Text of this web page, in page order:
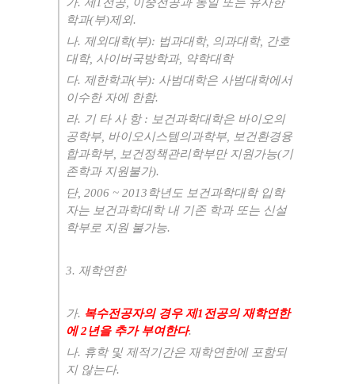
가. 제1전공, 이중전공과 동일 또는 유사한
학과(부)제외.
나. 제외대학(부): 법과대학, 의과대학, 간호
대학, 사이버국방학과, 약학대학
다. 제한학과(부): 사범대학은 사범대학에서
이수한 자에 한함.
라. 기 타 사 항 : 보건과학대학은 바이오의
공학부, 바이오시스템의과학부, 보건환경융
합과학부, 보건정책관리학부만 지원가능(기
존학과 지원불가).
단, 2006 ~ 2013학년도 보건과학대학 입학
자는 보건과학대학 내 기존 학과 또는 신설
학부로 지원 불가능.
3. 재학연한
가. 복수전공자의 경우 제1전공의 재학연한
에 2년을 추가 부여한다.
나. 휴학 및 제적기간은 재학연한에 포함되
지 않는다.